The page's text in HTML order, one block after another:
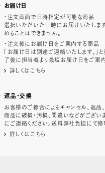
お届け日
・注文画面で日時指定が可能な商品
選択いただいた日時にお届けいたしま
めることはできません。
・注文後にお届け日をご案内する商品
「お届け日は別途ご連絡いたします。」
了後に担当者より最短お届け日をご案内
詳しくはこちら
返品・交換
お客様のご都合によるキャンセル、返品
商品に破損・汚損、間違いなどがござい
にご連絡ください。送料弊社負担にて修
詳しくはこちら